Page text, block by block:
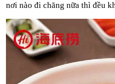
nơi nào đi chăng nữa thì đều